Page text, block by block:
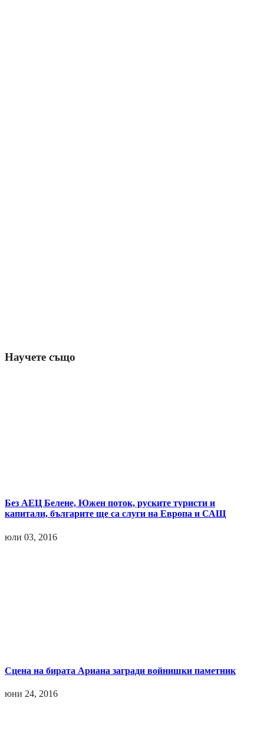
Научете също
Без АЕЦ Белене, Южен поток, руските туристи и
капитали, българите ще са слуги на Европа и САЩ
юли 03, 2016
Сцена на бирата Ариана загради войнишки паметник
юни 24, 2016